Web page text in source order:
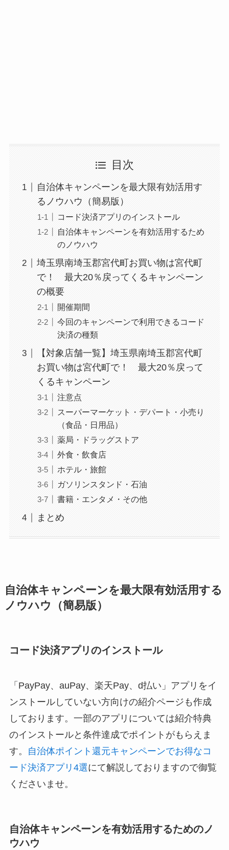
目次
自治体キャンペーンを最大限有効活用す
るノウハウ（簡易版）
コード決済アプリのインストール
自治体キャンペーンを有効活用するため
のノウハウ
埼玉県南埼玉郡宮代町お買い物は宮代町
で！ 最大20％戻ってくるキャンペーン
の概要
開催期間
今回のキャンペーンで利用できるコード
決済の種類
【対象店舗一覧】埼玉県南埼玉郡宮代町
お買い物は宮代町で！ 最大20％戻って
くるキャンペーン
注意点
スーパーマーケット・デパート・小売り
（食品・日用品）
薬局・ドラッグストア
外食・飲食店
ホテル・旅館
ガソリンスタンド・石油
書籍・エンタメ・その他
まとめ
自治体キャンペーンを最大限有効活用する
ノウハウ（簡易版）
コード決済アプリのインストール
「PayPay、auPay、楽天Pay、d払い」アプリをイ
ンストールしていない方向けの紹介ページも作成
しております。一部のアプリについては紹介特典
のインストールと条件達成でポイントがもらえま
す。
自治体ポイント還元キャンペーンでお得なコ
ード決済アプリ4選にて解説しておりますので御覧
くださいませ。
自治体キャンペーンを有効活用するためのノ
ウハウ